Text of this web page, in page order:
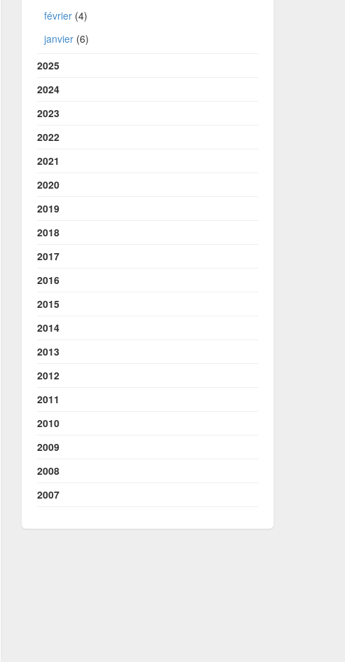
février(4)
janvier(6)
2025
2024
2023
2022
2021
2020
2019
2018
2017
2016
2015
2014
2013
2012
2011
2010
2009
2008
2007